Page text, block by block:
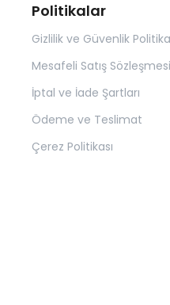
Politikalar
Gizlilik ve Güvenlik
Mesafeli Satış Sözleşmesi
İptal ve İade Şartları
Ödeme ve Teslimat
Çerez Politikası